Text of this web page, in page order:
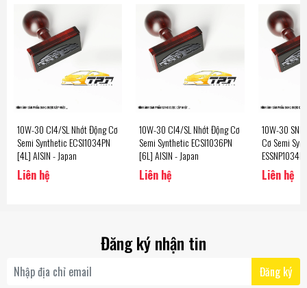
10W-30 CI4/SL Nhớt Động Cơ
Semi Synthetic ECSI1034PN
[4L] AISIN - Japan
Liên hệ
10W-30 CI4/SL Nhớt Động Cơ
Semi Synthetic ECSI1036PN
[6L] AISIN - Japan
Liên hệ
10W-30 SN
Cơ Semi
Japan
Liên hệ
Đăng ký nhận tin
Đăng ký